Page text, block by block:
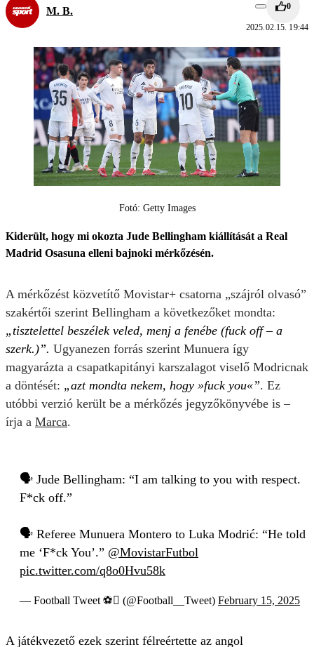
M. B. 0
2025.02.15. 19:44
Fotó: Getty Images
Kiderült, hogy mi okozta Jude Bellingham kiállítását a Real
Madrid Osasuna elleni bajnoki mérkőzésén.
A mérkőzést közvetítő Movistar+ csatorna „szájról olvasó”
szakértői szerint Bellingham a következőket mondta:
„tisztelettel beszélek veled, menj a fenébe (fuck off – a
szerk.)”. Ugyanezen forrás szerint Munuera így
magyarázta a csapatkapitányi karszalagot viselő Modricnak
a döntését: „azt mondta nekem, hogy »fuck you«”. Ez
utóbbi verzió került be a mérkőzés jegyzőkönyvébe is –
írja a Marca.
🗣️ Jude Bellingham: “I am talking to you with respect.
F*ck off.”
🗣️ Referee Munuera Montero to Luka Modrić: “He told
me ‘F*ck You’.” @MovistarFutbol
pic.twitter.com/q8o0Hvu58k
— Football Tweet ⚽ (@Football__Tweet) February 15, 2025
A játékvezető ezek szerint félreértette az angol